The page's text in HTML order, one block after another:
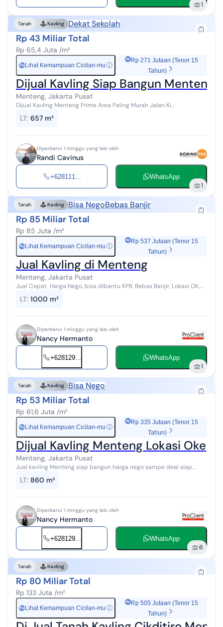
1
Tanah Kavling Dekat Sekolah
Rp 43 Miliar Total
Rp 65,4 Juta /m²
Rp Lihat Kemampuan Cicilan-mu ⓘ
Rp 271 Jutaan (Tenor 15
Tahun)
Dijual Kavling Siap Bangun Menteng
Menteng, Jakarta Pusat
Dijual Kavling Menteng Prime Area Paling Murah Jalan Ki
(15x43,8) bentuk kotak...
LT: 657 m²
Diperbarui 1 minggu yang lalu oleh
Randi Cavinus
+628111... WhatsApp
1
Tanah Kavling Bisa NegoBebas Banjir
Rp 85 Miliar Total
Rp 85 Juta /m²
Rp Lihat Kemampuan Cicilan-mu ⓘ
Rp 537 Jutaan (Tenor 15
Tahun)
Jual Kavling di Menteng
Menteng, Jakarta Pusat
Jual Cepat, Harga Nego, bisa dibantu KPR, Bebas Banjir, Lokasi OK,
Untuk inf...
LT: 1000 m²
Diperbarui 1 minggu yang lalu oleh
Nancy Hermanto
+628129... WhatsApp
1
Tanah Kavling Bisa Nego
Rp 53 Miliar Total
Rp 61,6 Juta /m²
Rp Lihat Kemampuan Cicilan-mu ⓘ
Rp 335 Jutaan (Tenor 15
Tahun)
Dijual Kavling Menteng Lokasi Oke
Menteng, Jakarta Pusat
Jual kavling Menteng siap bangun harga nego sampe deal siap
LT: 860 m²
Diperbarui 1 minggu yang lalu oleh
Nancy Hermanto
+628129... WhatsApp
6
Tanah Kavling
Rp 80 Miliar Total
Rp 133 Juta /m²
Rp Lihat Kemampuan Cicilan-mu ⓘ
Rp 505 Jutaan (Tenor 15
Tahun)